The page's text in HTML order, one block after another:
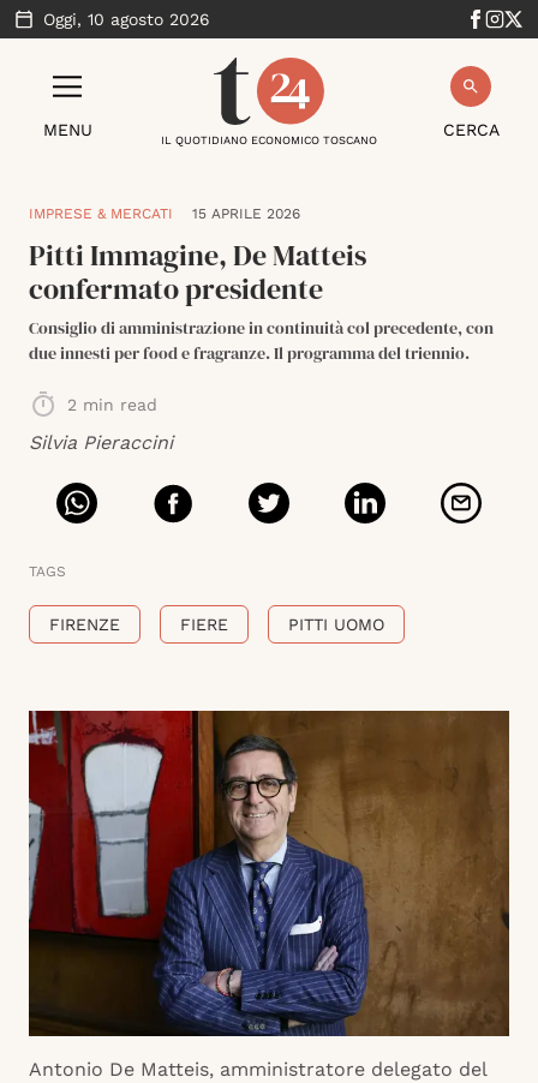
Oggi, 10 agosto 2026
MENU CERCA
IL QUOTIDIANO ECONOMICO TOSCANO
IMPRESE & MERCATI 15 APRILE 2026
Pitti Immagine, De Matteis
confermato presidente
Consiglio di amministrazione in continuità col precedente, con
due innesti per food e fragranze. Il programma del triennio.
2 min read
Silvia Pieraccini
TAGS
FIRENZE FIERE PITTI UOMO
Antonio De Matteis, amministratore delegato del